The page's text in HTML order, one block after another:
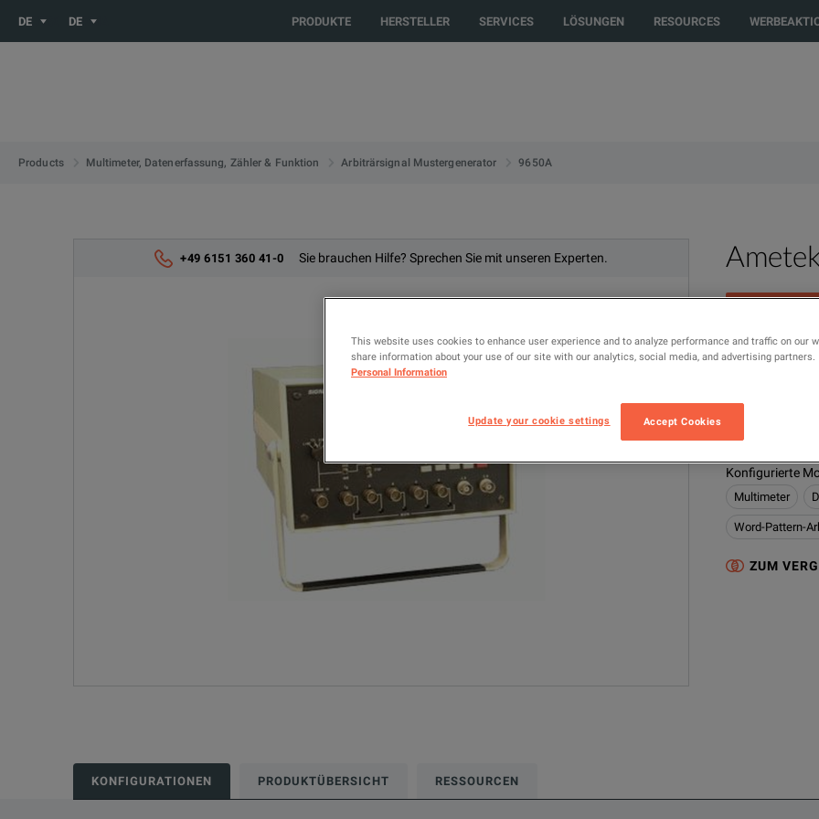
You are browsing the DE site. Would you like to be redirected to another country or region to see content and products specific to your
DE DE PRODUKTE HERSTELLER SERVICES LÖSUNGEN RESOURCES
Products Multimeter, Datenerfassung, Zähler & Funktion Arbiträrsignal Mustergenerator 9650A
+49 6151 360 41-0 Sie brauchen Hilfe? Sprechen Sie mit unseren Experten.
Four Channel
MODELL
Konfigurierte
Multimeter
Word-Pattern-
ZUM
KONFIGURATIONEN PRODUKTÜBERSICHT RESSOURCEN
This website uses cookies to enhance user experience and to analyze performance and traffic on our
share information about your use of our site with our analytics, social media, and advertising partners.
Personal Information
Update your cookie settings Accept Cookies